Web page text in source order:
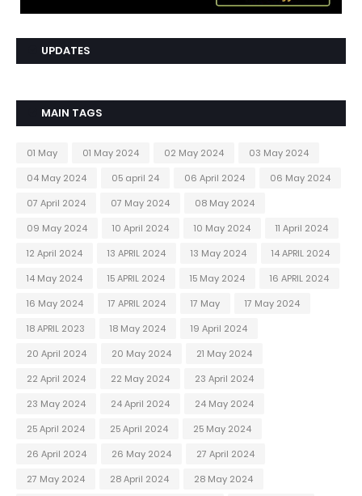
UPDATES
MAIN TAGS
01 May 01 May 2024 02 May 2024
03 May 2024
04 May 2024
05 april 24 06 April 2024
06 May 2024
07 April 2024
07 May 2024
08 May 2024
09 May 2024
10 April 2024 10 May 2024
11 April 2024
12 April 2024
13 APRIL 2024 13 May 2024
14 APRIL 2024
14 May 2024
15 APRIL 2024 15 May 2024
16 APRIL 2024
16 May 2024
17 APRIL 2024 17 May
17 May 2024
18 APRIL 2023
18 May 2024
19 April 2024
20 April 2024
20 May 2024
21 May 2024
22 April 2024
22 May 2024
23 April 2024
23 May 2024
24 April 2024
24 May 2024
25 April 2024
25 April 2024
25 May 2024
26 April 2024
26 May 2024
27 April 2024
27 May 2024
28 April 2024
28 May 2024